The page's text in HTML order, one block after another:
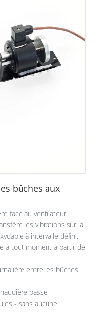
bûches aux
face au ventilateur
les vibrations sur la
à intervalle défini.
à tout moment à partir de
entre les bûches
passe
- sans aucune